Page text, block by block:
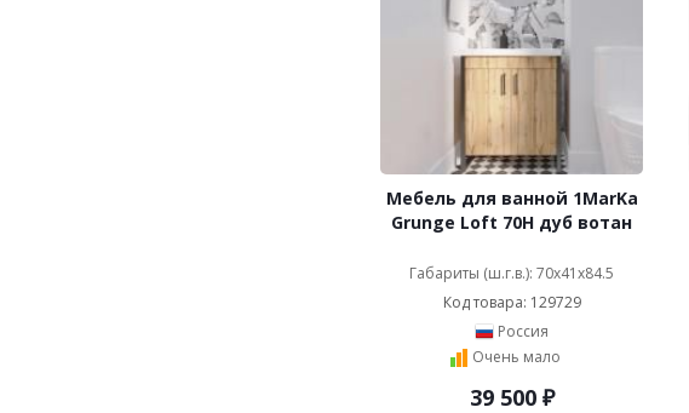
Мебель для ванной 1MarKa
Grunge Loft 70Н дуб вотан
Габариты (ш.г.в.): 70x41x84.5
Код товара: 129729
Россия
Очень мало
39 500₽